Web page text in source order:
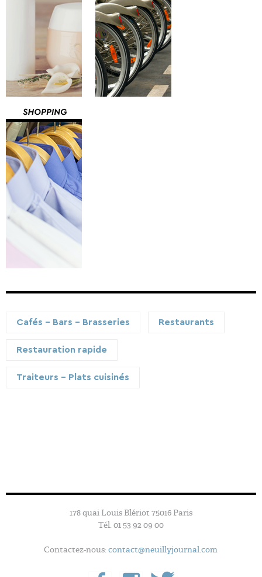
Cafés - Bars - Brasseries Restaurants
Restauration rapide
Traiteurs - Plats cuisinés
178 quai Louis Blériot 75016 Paris
Tél. 01 53 92 09 00
Contactez-nous:contact@neuillyjournal.com